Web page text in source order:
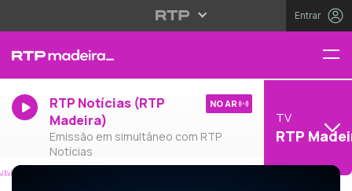
Entrar
RTP Notícias (RTP
Madeira)
Emissão em simultâneo com RTP
Notícias
NO AR
TV
RTP